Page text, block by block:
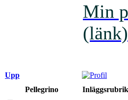
Min
(länk)
Upp
Pellegrino